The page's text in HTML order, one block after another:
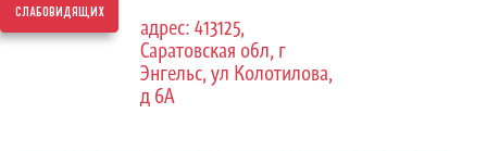
слабовидящих
адрес: 413125,
Саратовская обл, г
Энгельс, ул Колотилова,
д 6А